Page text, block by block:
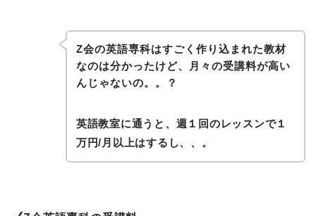
Z会の英語専科はすごく作り込まれた教材
なのは分かったけど、月々の受講料が高い
んじゃないの。。？
英語教室に通うと、週１回のレッスンで１
万円/月以上はするし、、。